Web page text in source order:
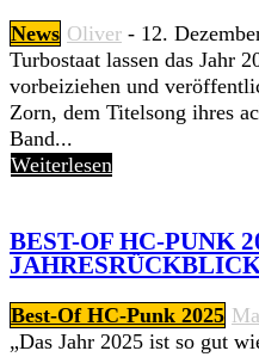
News Oliver - 12.
Turbostaat lassen das Jahr
vorbeiziehen und
Zorn, dem Titelsong ihres
Band...
Weiterlesen
BEST-OF HC-PUNK
Best-Of HC-Punk 2025
„Das Jahr 2025 ist so gut